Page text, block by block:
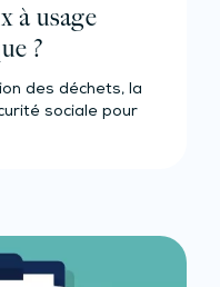
à usage
?
des déchets, la
sociale pour